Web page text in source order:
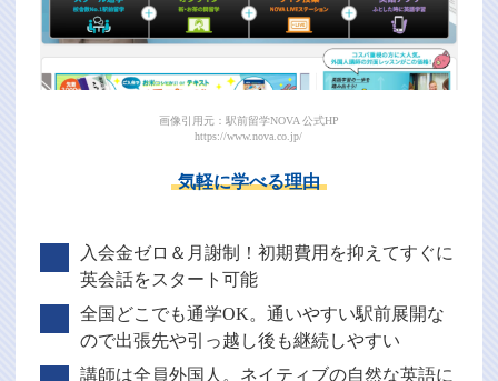
画像引用元：駅前留学NOVA 公式HP
https://www.nova.co.jp/
気軽に学べる理由
入会金ゼロ＆月謝制！初期費用を抑えてすぐに
英会話をスタート可能
全国どこでも通学OK。通いやすい駅前展開な
ので出張先や引っ越し後も継続しやすい
講師は全員外国人。ネイティブの自然な英語に